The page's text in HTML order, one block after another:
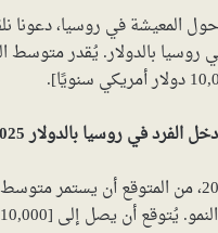
حول المعيشة في روسيا،
روسيا بالدولار. يُقدر متوسط
في روسيا بالدولار 2025؟
في العام 2025، من المتوقع أن
أن يصل إلى [10,000 دولار أمريكي سنويًا].